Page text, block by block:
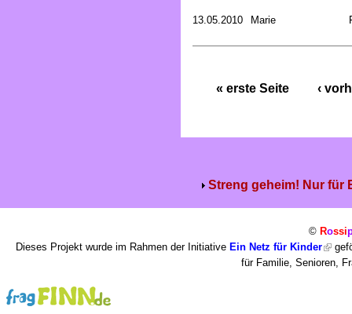
13.05.2010 Marie
« erste Seite ‹
Streng geheim! Nur für
© Rossi
Dieses Projekt wurde im Rahmen der Initiative Ein Netz für Kinder
für Familie, Senioren,